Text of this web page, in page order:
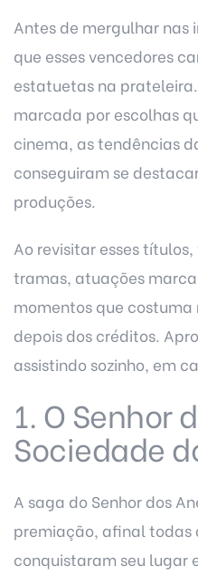
Antes de mergulhar
que esses vencedores
estatuetas na
marcada por escolhas
cinema, as tendências
conseguiram se
produções.
Ao revisitar esses
tramas, atuações
momentos que costuma
depois dos créditos.
assistindo sozinho, em
1. O Senhor
Sociedade
A saga do Senhor dos
premiação, afinal todas
conquistaram seu lugar